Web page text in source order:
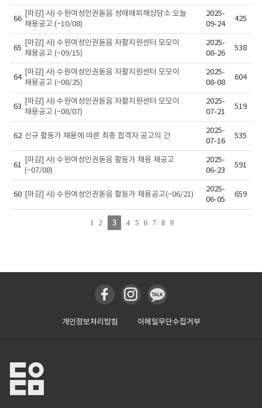
66
[마감] 사) 수원여성인권돋음 성매매피해상담소 오늘
채용공고 (~10/08)
2025-
09-24
425
65
[마감] 사) 수원여성인권돋음 자활지원센터 모모이
채용공고 (~09/15)
2025-
08-26
538
64
[마감] 사) 수원여성인권돋음 자활지원센터 모모이
채용공고 (~08/25)
2025-
08-08
604
63
[마감] 사) 수원여성인권돋음 자활지원센터 모모이
채용공고 (~08/07)
2025-
07-21
519
62 신규 활동가 채용에 따른 최종 합격자 공고의 건
2025-
07-16
535
61
[마감] 사) 수원여성인권돋음 활동가 채용 재공고
(~07/08)
2025-
06-23
591
60 [마감] 사) 수원여성인권돋음 활동가 채용공고(~06/21)
2025-
06-05
659
1 2 3 4 5 6 7 8 9
개인정보처리방침 이메일무단수집거부